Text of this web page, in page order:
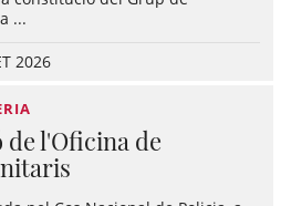
...
2026
l'Oficina de